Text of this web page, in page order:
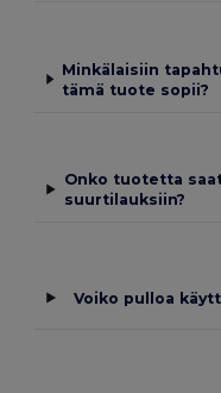
Minkälaisiin
tämä tuote sopii?
Onko tuotetta
suurtilauksiin?
Voiko pulloa